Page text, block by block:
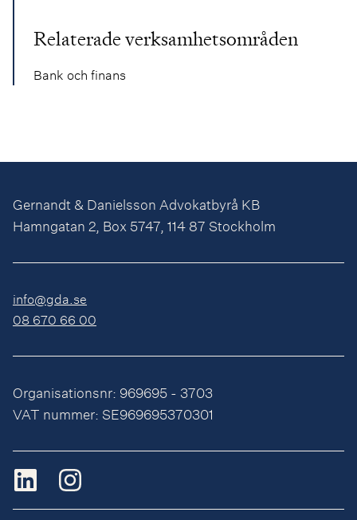
Relaterade verksamhetsområden
Bank och finans
Gernandt & Danielsson Advokatbyrå KB
Hamngatan 2, Box 5747, 114 87 Stockholm
info@gda.se
08 670 66 00
Organisationsnr: 969695 - 3703
VAT nummer: SE969695370301